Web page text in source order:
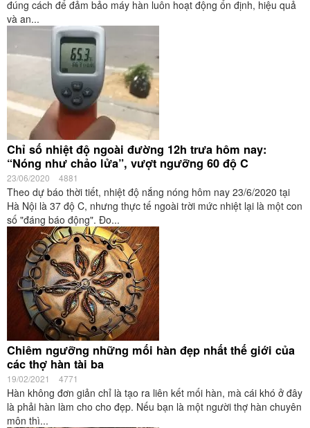
đúng cách để đảm bảo máy hàn luôn hoạt động ổn định, hiệu quả
và an...
Chỉ số nhiệt độ ngoài đường 12h trưa hôm nay:
“Nóng như chảo lửa”, vượt ngưỡng 60 độ C
23/06/2020 4881
Theo dự báo thời tiết, nhiệt độ nắng nóng hôm nay 23/6/2020 tại
Hà Nội là 37 độ C, nhưng thực tế ngoài trời mức nhiệt lại là một con
số "đáng báo động". Đo...
Chiêm ngưỡng những mối hàn đẹp nhất thế giới của
các thợ hàn tài ba
19/02/2021 4771
Hàn không đơn giản chỉ là tạo ra liên kết mối hàn, mà cái khó ở đây
là phải hàn làm cho cho đẹp. Nếu bạn là một người thợ hàn chuyên
môn thì...